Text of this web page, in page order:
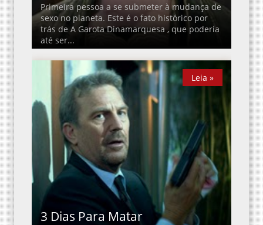
Primeira pessoa a se submeter à mudança de
sexo no planeta. Este é o fato histórico por
trás de A Garota Dinamarquesa , que poderia
até ser...
3 Dias Para Matar
Leia »
Leia »